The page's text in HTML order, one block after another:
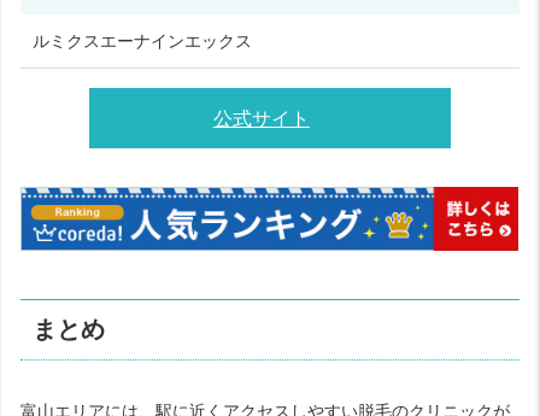
ルミクスエーナインエックス
公式サイト
まとめ
富山エリアには、駅に近くアクセスしやすい脱毛のクリニックが